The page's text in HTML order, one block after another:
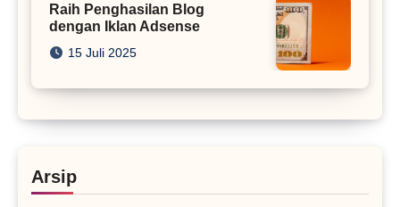
Raih Penghasilan Blog
dengan Iklan Adsense
15 Juli 2025
Arsip